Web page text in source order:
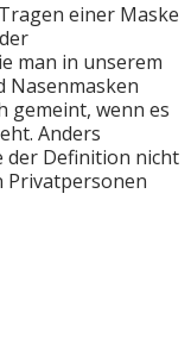
einer Maske
man in unserem
Nasenmasken
gemeint, wenn es
Anders
der Definition nicht
Privatpersonen